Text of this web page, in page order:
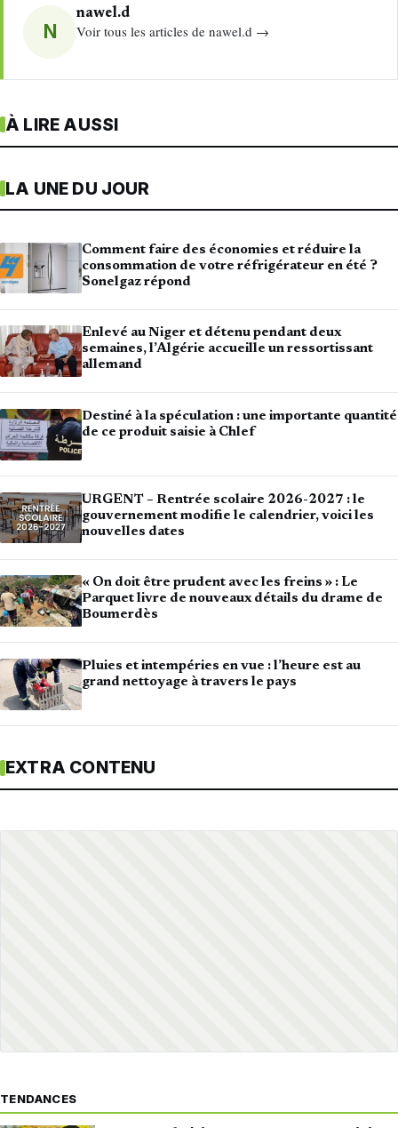
N
nawel.d
Voir tous les articles de nawel.d →
À LIRE AUSSI
LA UNE DU JOUR
Comment faire des économies et réduire la
consommation de votre réfrigérateur en été ?
Sonelgaz répond
Enlevé au Niger et détenu pendant deux
semaines, l’Algérie accueille un ressortissant
allemand
Destiné à la spéculation : une importante quantité
de ce produit saisie à Chlef
URGENT – Rentrée scolaire 2026-2027 : le
gouvernement modifie le calendrier, voici les
nouvelles dates
« On doit être prudent avec les freins » : Le
Parquet livre de nouveaux détails du drame de
Boumerdès
Pluies et intempéries en vue : l’heure est au
grand nettoyage à travers le pays
EXTRA CONTENU
TENDANCES